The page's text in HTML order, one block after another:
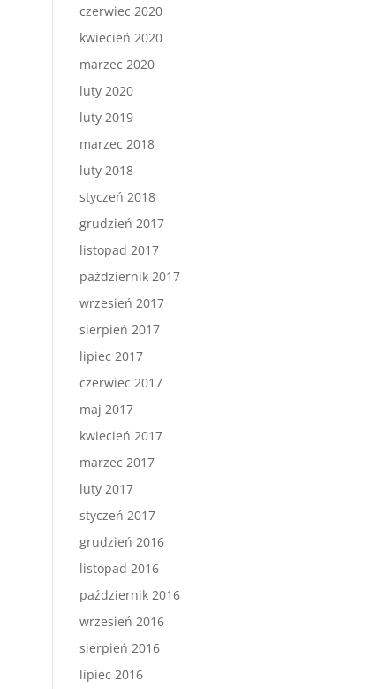
czerwiec 2020
kwiecień 2020
marzec 2020
luty 2020
luty 2019
marzec 2018
luty 2018
styczeń 2018
grudzień 2017
listopad 2017
październik 2017
wrzesień 2017
sierpień 2017
lipiec 2017
czerwiec 2017
maj 2017
kwiecień 2017
marzec 2017
luty 2017
styczeń 2017
grudzień 2016
listopad 2016
październik 2016
wrzesień 2016
sierpień 2016
lipiec 2016